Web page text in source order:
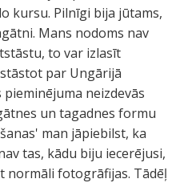
kursu. Pilnīgi bija jūtams,
Mans nodoms nav
to var izlasīt
par Ungārijā
neizdevās
un tagadnes formu
man jāpiebilst, ka
tas, kādu biju iecerējusi,
normāli fotogrāfijas. Tādēļ